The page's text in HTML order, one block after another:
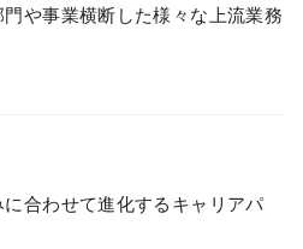
や事業横断した様々な上流業務
に合わせて進化するキャリアパ